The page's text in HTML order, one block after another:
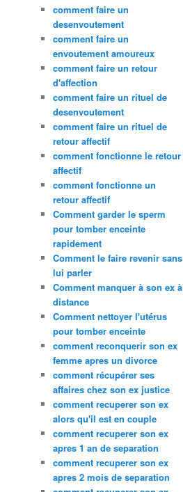
comment faire un
desenvoutement
comment faire un
envoutement amoureux
comment faire un retour
d'affection
comment faire un rituel de
desenvoutement
comment faire un rituel de
retour affectif
comment fonctionne le retour
affectif
comment fonctionne un
retour affectif
Comment garder le sperm
pour tomber enceinte
rapidement
Comment le faire revenir sans
lui parler
Comment manquer à son ex à
distance
Comment nettoyer l'utérus
pour tomber enceinte
comment reconquerir son ex
femme apres un divorce
comment récupérer ses
affaires chez son ex justice
comment recuperer son ex
alors qu'il est en couple
comment recuperer son ex
apres 1 an de separation
comment recuperer son ex
apres 2 mois de separation